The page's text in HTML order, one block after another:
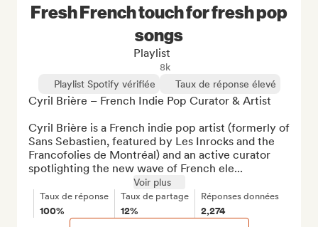
Fresh French touch for fresh pop
songs
Playlist
8k
Playlist Spotify vérifiée
Taux de réponse élevé
Cyril Brière – French Indie Pop Curator & Artist
Cyril Brière is a French indie pop artist (formerly of
Sans Sebastien, featured by Les Inrocks and the
Francofolies de Montréal) and an active curator
spotlighting the new wave of French ele...
Voir plus
Taux de réponse
100%
Taux de partage
12%
Réponses données
2,274